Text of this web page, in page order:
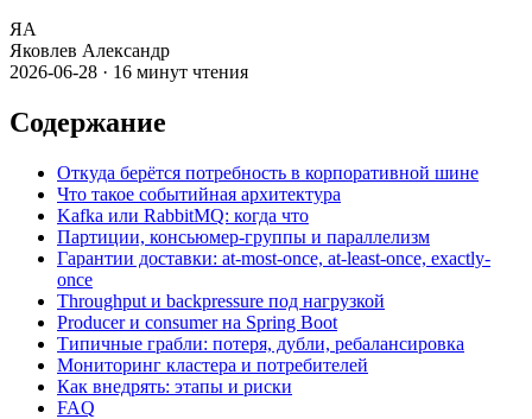
ЯА
Яковлев Александр
2026-06-28 · 16 минут чтения
Содержание
Откуда берётся потребность в корпоративной шине
Что такое событийная архитектура
Kafka или RabbitMQ: когда что
Партиции, консьюмер-группы и параллелизм
Гарантии доставки: at-most-once, at-least-once, exactly-
once
Throughput и backpressure под нагрузкой
Producer и consumer на Spring Boot
Типичные грабли: потеря, дубли, ребалансировка
Мониторинг кластера и потребителей
Как внедрять: этапы и риски
FAQ